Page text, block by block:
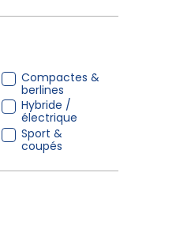
Compactes &
berlines
Hybride /
électrique
Sport &
coupés